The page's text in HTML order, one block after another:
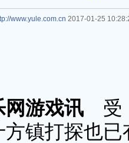
www.yule.com.cn 2017-01-25
网游戏讯 受
镇打探也